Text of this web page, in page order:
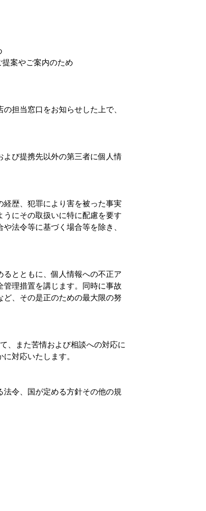
案やご案内のため
担当窓口をお知らせした上で、
び提携先以外の第三者に個人情
歴、犯罪により害を被った事実
にその取扱いに特に配慮を要す
法令等に基づく場合等を除き、
とともに、個人情報への不正ア
理措置を講じます。同時に事故
、その是正のための最大限の努
、また苦情および相談への対応に
対応いたします。
令、国が定める方針その他の規